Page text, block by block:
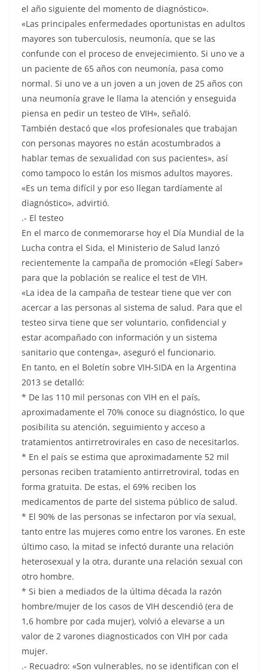
el año siguiente del momento de diagnóstico».
«Las principales enfermedades oportunistas en adultos
mayores son tuberculosis, neumonía, que se las
confunde con el proceso de envejecimiento. Si uno ve a
un paciente de 65 años con neumonía, pasa como
normal. Si uno ve a un joven a un joven de 25 años con
una neumonía grave le llama la atención y enseguida
piensa en pedir un testeo de VIH», señaló.
También destacó que «los profesionales que trabajan
con personas mayores no están acostumbrados a
hablar temas de sexualidad con sus pacientes», así
como tampoco lo están los mismos adultos mayores.
«Es un tema difícil y por eso llegan tardíamente al
diagnóstico», advirtió.
.- El testeo
En el marco de conmemorarse hoy el Día Mundial de la
Lucha contra el Sida, el Ministerio de Salud lanzó
recientemente la campaña de promoción «Elegí Saber»
para que la población se realice el test de VIH.
«La idea de la campaña de testear tiene que ver con
acercar a las personas al sistema de salud. Para que el
testeo sirva tiene que ser voluntario, confidencial y
estar acompañado con información y un sistema
sanitario que contenga», aseguró el funcionario.
En tanto, en el Boletín sobre VIH-SIDA en la Argentina
2013 se detalló:
* De las 110 mil personas con VIH en el país,
aproximadamente el 70% conoce su diagnóstico, lo que
posibilita su atención, seguimiento y acceso a
tratamientos antirretrovirales en caso de necesitarlos.
* En el país se estima que aproximadamente 52 mil
personas reciben tratamiento antirretroviral, todas en
forma gratuita. De estas, el 69% reciben los
medicamentos de parte del sistema público de salud.
* El 90% de las personas se infectaron por vía sexual,
tanto entre las mujeres como entre los varones. En este
último caso, la mitad se infectó durante una relación
heterosexual y la otra, durante una relación sexual con
otro hombre.
* Si bien a mediados de la última década la razón
hombre/mujer de los casos de VIH descendió (era de
1,6 hombre por cada mujer), volvió a elevarse a un
valor de 2 varones diagnosticados con VIH por cada
mujer.
.- Recuadro: «Son vulnerables, no se identifican con el